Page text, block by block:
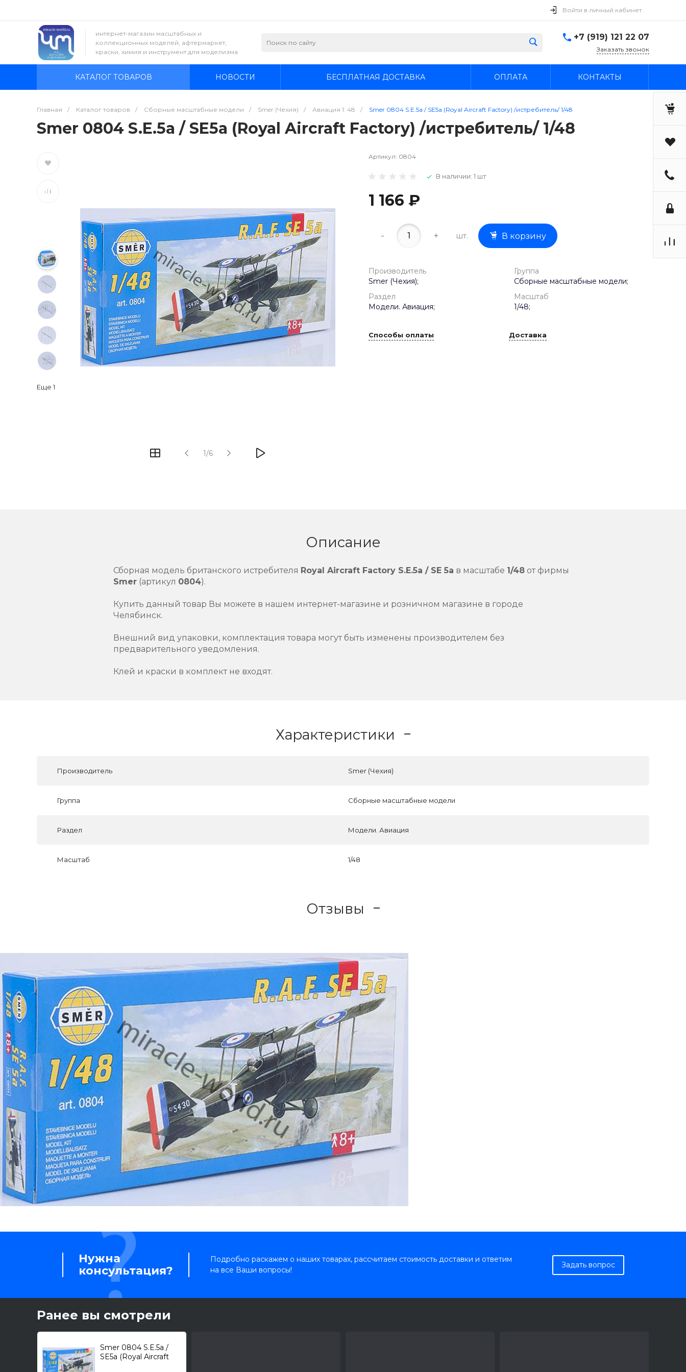
Войти в личный кабинет
интернет-магазин масштабных и
коллекционных моделей, афтермаркет,
краски, химия и инструмент для моделизма
+7 (919) 121 22 07
Заказать звонок
КАТАЛОГ ТОВАРОВ НОВОСТИ БЕСПЛАТНАЯ ДОСТАВКА ОПЛАТА КОНТАКТЫ
Главная / Каталог товаров / Сборные масштабные модели / Smer (Чехия) / Авиация 1: 48 / Smer 0804 S.E.5a / SE5a (Royal Aircraft Factory) /истребитель/ 1/48
Smer 0804 S.E.5a / SE5a (Royal Aircraft Factory) /истребитель/ 1/48
Еще 1
1/6
Артикул: 0804
В наличии: 1 шт
1 166 ₽
- + шт. В корзину
Производитель
Smer (Чехия);
Группа
Сборные масштабные модели;
Раздел
Модели. Авиация;
Масштаб
1/48;
Способы оплаты Доставка
Описание
Сборная модель британского истребителя Royal Aircraft Factory S.E.5a / SE 5a в масштабе 1/48 от фирмы
Smer (артикул 0804).
Купить данный товар Вы можете в нашем интернет-магазине и розничном магазине в городе
Челябинск.
Внешний вид упаковки, комплектация товара могут быть изменены производителем без
предварительного уведомления.
Клей и краски в комплект не входят.
Характеристики
Производитель Smer (Чехия)
Группа Сборные масштабные модели
Раздел Модели. Авиация
Масштаб 1/48
Отзывы
Нужна
консультация?
Подробно раскажем о наших товарах, рассчитаем стоимость доставки и ответим
на все Ваши вопросы!
Задать вопрос
Ранее вы смотрели
Smer 0804 S.E.5a /
SE5a (Royal Aircraft